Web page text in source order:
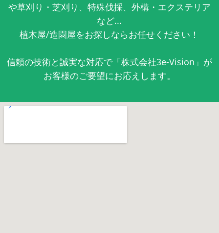
や草刈り・芝刈り、特殊伐採、外構・エクステリア
など...
植木屋/造園屋をお探しならお任せください！
信頼の技術と誠実な対応で「株式会社3e-Vision」が
お客様のご要望にお応えします。